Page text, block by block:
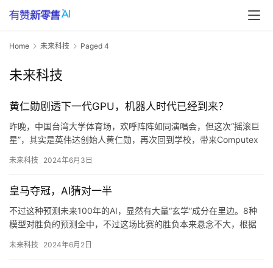
Home 未来科技 Paged 4
未来科技
黄仁勋剧透下一代GPU，机器人时代已经到来？
昨晚，中国台湾大学体育场，欢呼阵阵如同演唱会，但这次“摇滚巨
星”，其实是英伟达创始人黄仁勋，再次回到学校，带来Computex
未来科技 2024年6月3日
皇马夺冠，AI猜对一半
不过这种预测未来100年的AI，显然有大量“玄学”成分在里边。8种
模型对胜负的预测全中，不过这场比赛的胜负本来悬念不大，根据
过，Lillie仍认为，即使AI非常强大，但仍不能解决所有问题，人类
未来科技 2024年6月2日